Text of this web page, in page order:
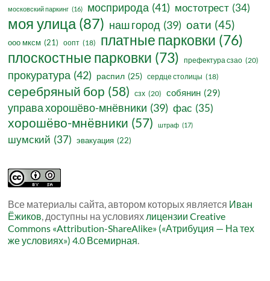
московский паркинг (16) мосприрода (41) мостотрест (34)
моя улица(87) наш город (39) оати (45)
ооо мксм (21) оопт (18) платные парковки (76)
плоскостные парковки (73) префектура сзао (20)
прокуратура (42) распил (25) сердце столицы (18)
серебряный бор (58) сзх (20) собянин (29)
управа хорошёво-мнёвники (39) фас (35)
хорошёво-мнёвники (57) штраф (17)
шумский (37) эвакуация (22)
Все материалы сайта, автором которых является Иван
Ёжиков, доступны на условиях лицензии Creative
Commons «Attribution-ShareAlike» («Атрибуция — На тех
же условиях») 4.0 Всемирная.